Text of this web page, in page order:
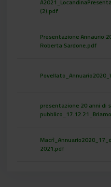
(2).pdf
Presentazione Annaurio
Roberta Sardone.pdf
presentazione 20 anni di
2021.pdf